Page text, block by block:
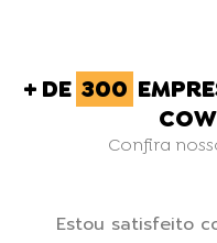
+ DE 300
Confira
Estou satisfeito